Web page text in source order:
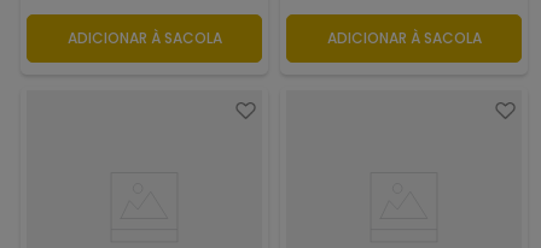
ADICIONAR À SACOLA ADICIONAR À SACOLA